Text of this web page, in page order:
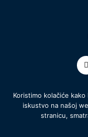
© 2025 Morski vodiči
Koristimo kolačiće
iskustvo na našoj
stranicu,